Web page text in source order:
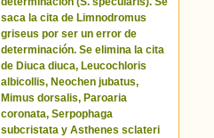
saca la cita de Limnodromus
griseus por ser un error de
determinación. Se elimina la cita
de Diuca diuca, Leucochloris
albicollis, Neochen jubatus,
Mimus dorsalis, Paroaria
coronata, Serpophaga
subcristata y Asthenes sclateri